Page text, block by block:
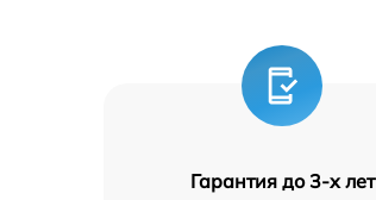
Гарантия до 3-х лет